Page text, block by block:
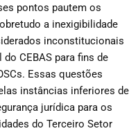
pontos pautem os
a inexigibilidade
inconstitucionais
CEBAS para fins de
Essas questões
instâncias inferiores de
jurídica para os
do Terceiro Setor